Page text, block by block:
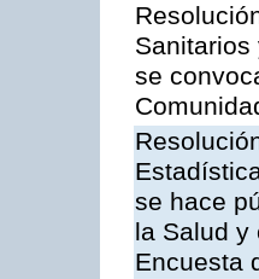
se
se hace
la Salud y
Encuesta